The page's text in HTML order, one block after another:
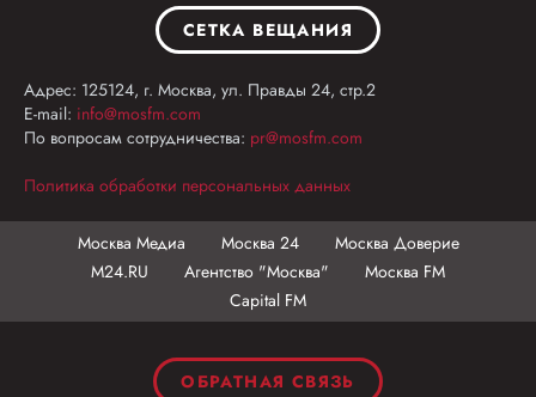
СЕТКА ВЕЩАНИЯ
Адрес: 125124, г. Москва, ул. Правды 24, стр.2
E-mail: info@mosfm.com
По вопросам сотрудничества: pr@mosfm.com
Политика обработки персональных данных
Москва Медиа Москва 24
Москва Доверие
М24.RU
Агентство "Москва"
Москва FM
Capital FM
ОБРАТНАЯ СВЯЗЬ